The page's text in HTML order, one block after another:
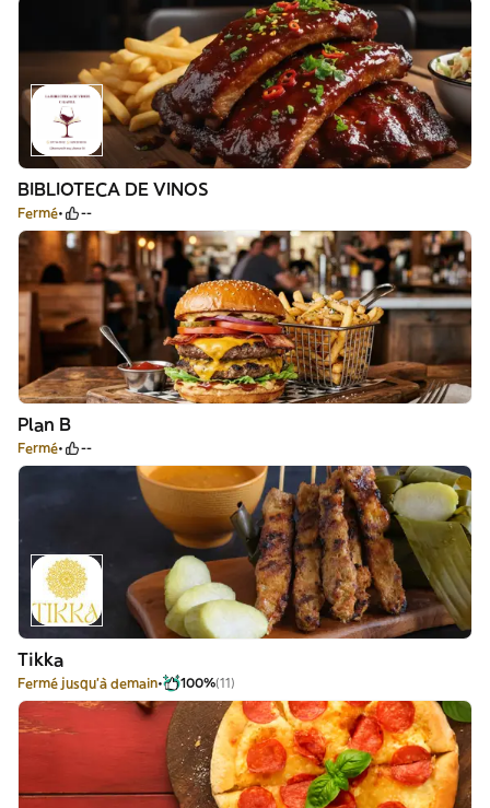
BIBLIOTECA DE VINOS
Fermé --
Plan B
Fermé --
Tikka
Fermé jusqu'à demain 100%(11)